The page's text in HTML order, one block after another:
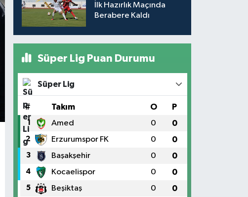
İlk Hazırlık Maçında
Berabere Kaldı
Süper Lig Puan Durumu
Süper Lig
# Takım O P
1 Amed 0 0
2 Erzurumspor FK 0 0
3 Başakşehir 0 0
4 Kocaelispor 0 0
5 Beşiktaş 0 0